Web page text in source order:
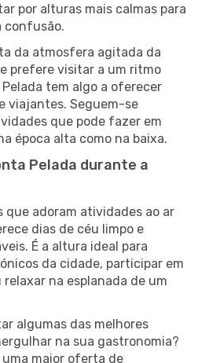
por alturas mais calmas para
confusão.
da atmosfera agitada da
prefere visitar a um ritmo
tem algo a oferecer
viajantes. Seguem-se
que pode fazer em
época alta como na baixa.
Pelada durante a
que adoram atividades ao ar
dias de céu limpo e
É a altura ideal para
da cidade, participar em
na esplanada de um
algumas das melhores
na sua gastronomia?
maior oferta de